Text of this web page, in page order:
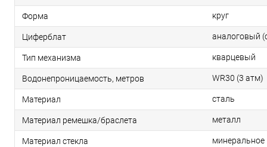
Форма круг
Циферблат аналоговый
Тип механизма кварцевый
Водонепроницаемость, метров WR30 (3 атм)
Материал сталь
Материал ремешка/браслета металл
Материал стекла минеральное